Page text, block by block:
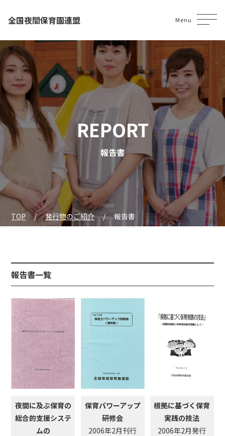
全国夜間保育園連盟 Menu
REPORT
報告書
TOP 発行物のご紹介 報告書
報告書一覧
夜間に及ぶ保育の
総合的支援システ
ムの
保育パワーアップ
研修会
2006年2月刊行
根拠に基づく保育
実践の技法
2006年2月発行